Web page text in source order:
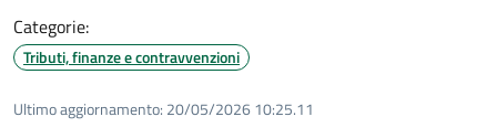
Categorie:
Tributi, finanze e contravvenzioni
Ultimo aggiornamento: 20/05/2026 10:25.11